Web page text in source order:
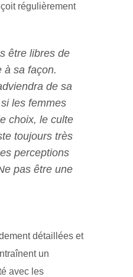
régulièrement
être libres de
à sa façon.
de sa
les femmes
choix, le culte
toujours très
perceptions
pas être une
détaillées et
un
avec les